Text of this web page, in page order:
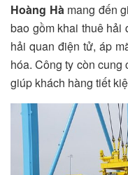
Hoàng Hàmang đến
bao gồm khai thuê hải
hải quan điện tử, áp
hóa. Công ty còn cung
giúp khách hàng tiết